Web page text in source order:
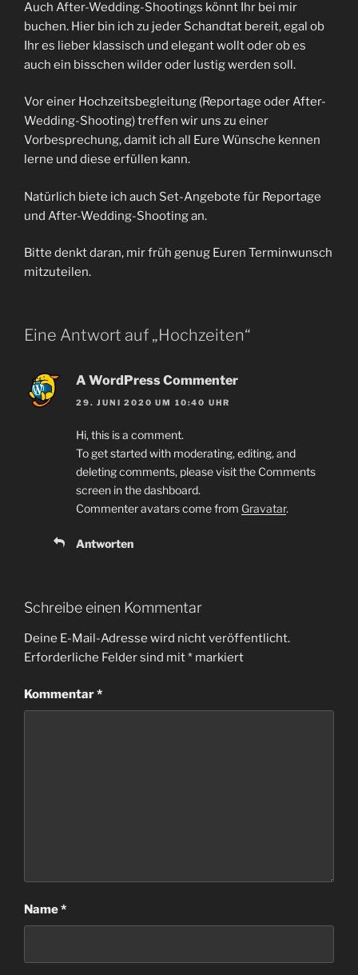
Auch After-Wedding-Shootings könnt Ihr bei mir
buchen. Hier bin ich zu jeder Schandtat bereit, egal ob
Ihr es lieber klassisch und elegant wollt oder ob es
auch ein bisschen wilder oder lustig werden soll.
Vor einer Hochzeitsbegleitung (Reportage oder After-
Wedding-Shooting) treffen wir uns zu einer
Vorbesprechung, damit ich all Eure Wünsche kennen
lerne und diese erfüllen kann.
Natürlich biete ich auch Set-Angebote für Reportage
und After-Wedding-Shooting an.
Bitte denkt daran, mir früh genug Euren Terminwunsch
mitzuteilen.
Eine Antwort auf „Hochzeiten“
A WordPress Commenter
29. JUNI 2020 UM 10:40 UHR
Hi, this is a comment.
To get started with moderating, editing, and
deleting comments, please visit the Comments
screen in the dashboard.
Commenter avatars come from Gravatar.
Antworten
Schreibe einen Kommentar
Deine E-Mail-Adresse wird nicht veröffentlicht.
Erforderliche Felder sind mit* markiert
Kommentar*
Name*